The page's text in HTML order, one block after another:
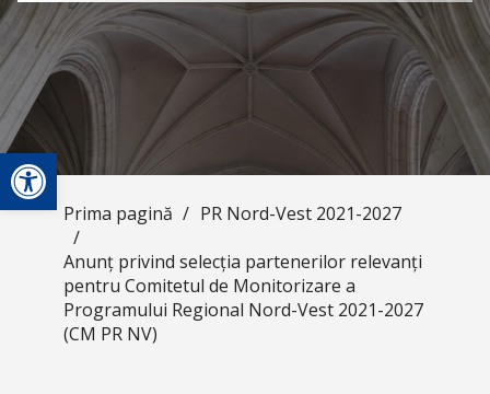
Deschide bara de unelte
Prima pagină / PR Nord-Vest 2021-2027
/
Anunț privind selecția partenerilor relevanți
pentru Comitetul de Monitorizare a
Programului Regional Nord-Vest 2021-2027
(CM PR NV)